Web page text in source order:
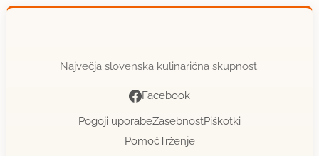
dark_lauron
Največja slovenska kulinarična skupnost.
Facebook
Pogoji uporabeZasebnostPiškotki
PomočTrženje